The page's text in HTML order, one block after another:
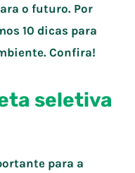
o futuro. Por
10 dicas para
Confira!
seletiva
para a